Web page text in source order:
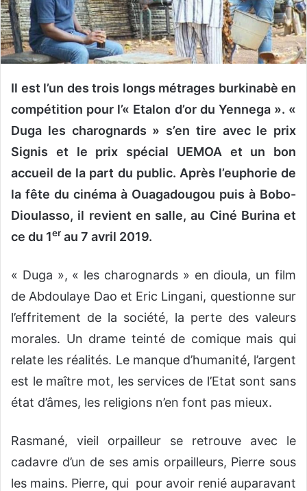
o
u
r
r
e
Il est l’un des trois longs métrages burkinabè en
compétition pour l’« Etalon d’or du Yennega ». «
Duga les charognards » s’en tire avec le prix
Signis et le prix spécial UEMOA et un bon
accueil de la part du public. Après l’euphorie de
la fête du cinéma à Ouagadougou puis à Bobo-
Dioulasso, il revient en salle, au Ciné Burina et
ce du 1er au 7 avril 2019.
« Duga », « les charognards » en dioula, un film
de Abdoulaye Dao et Eric Lingani, questionne sur
l’effritement de la société, la perte des valeurs
morales. Un drame teinté de comique mais qui
relate les réalités. Le manque d’humanité, l’argent
est le maître mot, les services de l’Etat sont sans
état d’âmes, les religions n’en font pas mieux.
Rasmané, vieil orpailleur se retrouve avec le
cadavre d’un de ses amis orpailleurs, Pierre sous
les mains. Pierre, qui pour avoir renié auparavant